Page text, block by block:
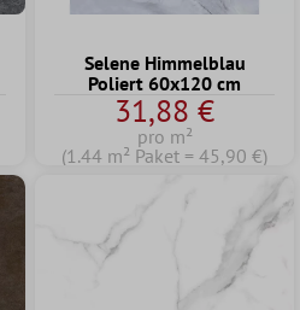
Selene Himmelblau
Poliert 60x120 cm
31,88 €
pro m²
(1.44 m² Paket = 45,90 €)